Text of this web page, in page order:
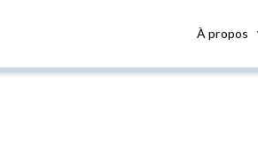
À propos